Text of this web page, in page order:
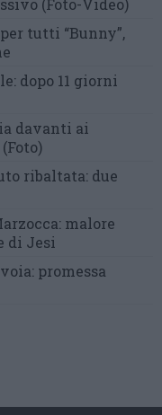
(Foto-Video)
per tutti “Bunny”,
dopo 11 giorni
davanti ai
(Foto)
ribaltata: due
malore
di Jesi
promessa